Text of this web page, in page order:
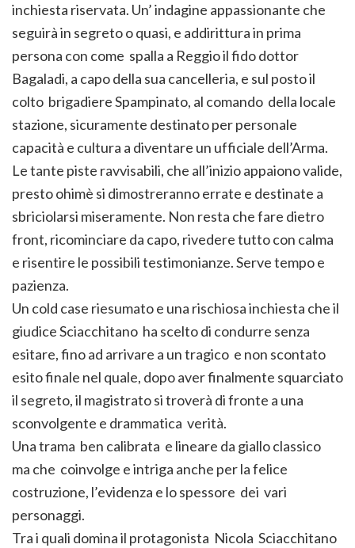
inchiesta riservata. Un’ indagine appassionante che
seguirà in segreto o quasi, e addirittura in prima
persona con come spalla a Reggio il fido dottor
Bagaladi, a capo della sua cancelleria, e sul posto il
colto brigadiere Spampinato, al comando della locale
stazione, sicuramente destinato per personale
capacità e cultura a diventare un ufficiale dell’Arma.
Le tante piste ravvisabili, che all’inizio appaiono valide,
presto ohimè si dimostreranno errate e destinate a
sbriciolarsi miseramente. Non resta che fare dietro
front, ricominciare da capo, rivedere tutto con calma
e risentire le possibili testimonianze. Serve tempo e
pazienza.
Un cold case riesumato e una rischiosa inchiesta che il
giudice Sciacchitano ha scelto di condurre senza
esitare, fino ad arrivare a un tragico e non scontato
esito finale nel quale, dopo aver finalmente squarciato
il segreto, il magistrato si troverà di fronte a una
sconvolgente e drammatica verità.
Una trama ben calibrata e lineare da giallo classico
ma che coinvolge e intriga anche per la felice
costruzione, l’evidenza e lo spessore dei vari
personaggi.
Tra i quali domina il protagonista Nicola Sciacchitano